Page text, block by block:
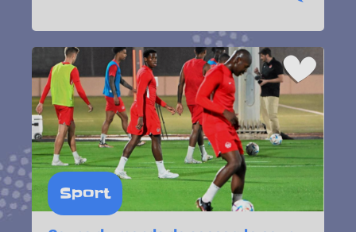
Sport